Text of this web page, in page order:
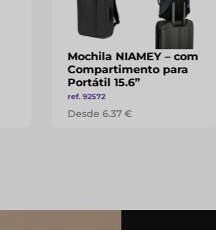
Mochila NIAMEY – com
Compartimento para
Portátil 15.6”
ref. 92572
Desde 6.37 €